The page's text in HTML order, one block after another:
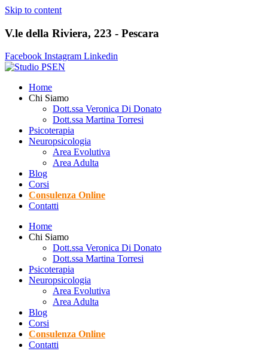
Skip to content
V.le della Riviera, 223 - Pescara
Facebook Instagram Linkedin
Home
Chi Siamo
Dott.ssa Veronica Di Donato
Dott.ssa Martina Torresi
Psicoterapia
Neuropsicologia
Area Evolutiva
Area Adulta
Blog
Corsi
Consulenza Online
Contatti
Home
Chi Siamo
Dott.ssa Veronica Di Donato
Dott.ssa Martina Torresi
Psicoterapia
Neuropsicologia
Area Evolutiva
Area Adulta
Blog
Corsi
Consulenza Online
Contatti